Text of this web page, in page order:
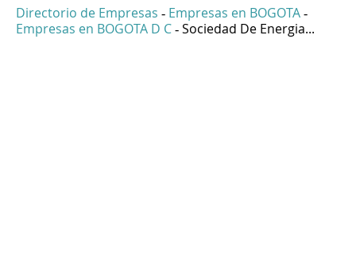
Directorio de Empresas - Empresas en BOGOTA -
Empresas en BOGOTA D C - Sociedad De Energia...